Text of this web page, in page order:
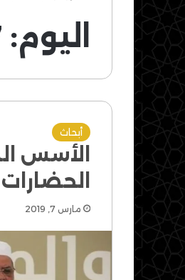
اليوم:
أبحاث
الأسس
الحضارات
مارس 7, 2019